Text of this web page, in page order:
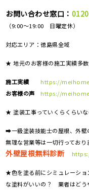
お問い合わせ窓口：
（9:00～19:00 日曜定休）
対応エリア：徳島県全域
★ 地元のお客様の施工実績多数
施工実績
https://
お客様の声
https://
★ 塗装工事っていくらくらい
➡一級塗装技能士の屋根、外壁
無理な営業等は一切行っており
外壁屋根無料診断
★色を塗る前にシミュレーシ
な塗料がいいの？ 業者はどう